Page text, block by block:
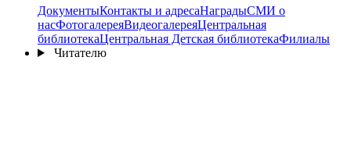
ДокументыКонтакты и адресаНаградыСМИ о
насФотогалереяВидеогалереяЦентральная
библиотекаЦентральная Детская библиотекаФилиалы
Читателю